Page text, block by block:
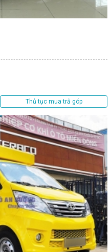
Thủ tục mua trả góp